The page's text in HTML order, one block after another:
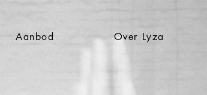
Aanbod Over Lyza